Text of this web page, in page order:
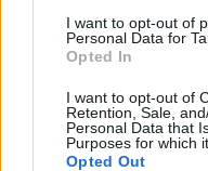
I want to opt-out of
Personal Data for
Opted In
I want to opt-out of
Retention, Sale,
Personal Data that
Purposes for which
Opted Out
KERTÉSZ ÉS